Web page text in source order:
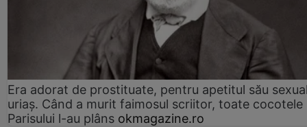
Era adorat de prostituate, pentru apetitul său
uriaș. Când a murit faimosul scriitor, toate cocotele
Parisului l-au plâns okmagazine.ro